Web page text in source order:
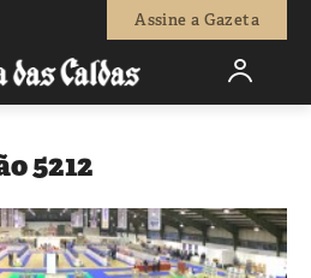
Assine a Gazeta
5212